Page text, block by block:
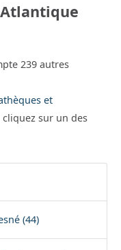
239 autres
et
cliquez sur un des
(44)